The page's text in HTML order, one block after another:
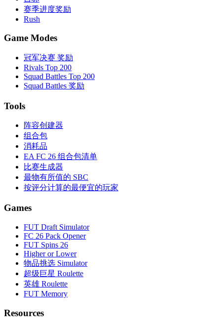
赛季进度奖励
Rush
Game Modes
冠军决赛 奖励
Rivals Top 200
Squad Battles Top 200
Squad Battles 奖励
Tools
阵容创建器
组合包
消耗品
EA FC 26 组合包清单
比赛生成器
最物有所值的 SBC
按评分计算的最便宜的玩家
Games
FUT Draft Simulator
FC 26 Pack Opener
FUT Spins 26
Higher or Lower
物品挑选 Simulator
超级巨星 Roulette
英雄 Roulette
FUT Memory
Resources